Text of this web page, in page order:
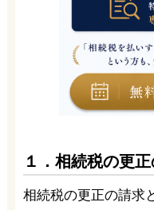
１．相続税の更
相続税の更正の請求